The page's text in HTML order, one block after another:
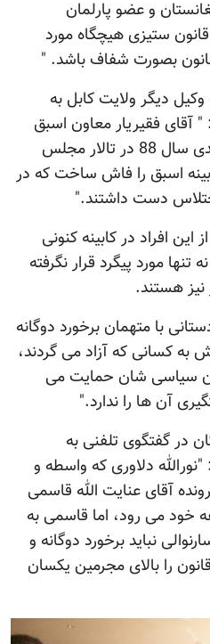
و عضو پارلمان
ستیزی هیچگاه مورد
بصورت شفاف باشد. "
دیگر ولایت کابل به
فقیریار معاون اسبق
لوی سارنوالی در تاریخ 18 جدی سال 88 در تالار مجلس
اسبق را فاش ساخت که در
دست داشتند."
افراد در کابینه کنونی
مورد پیگرد قرار نگرفته
نیز هستند.
با متهمان برخورد دوگانه
به کسانی که آزاد می گردند،
سیاسی شان حمایت می
آن ها را ندارد."
در گفتگوی تلفنی به
دلاوری که واسطه و
آقای عنایت الله قاسمی
خود می رود، اما قاسمی به
نباید برخورد دوگانه و
را بالای مجرمین یکسان